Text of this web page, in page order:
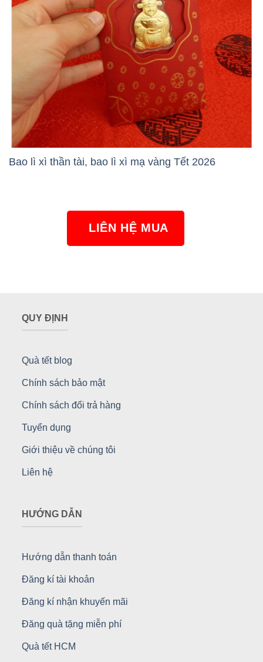
Bao lì xì thần tài, bao lì xì mạ vàng Tết 2026
LIÊN HỆ MUA
QUY ĐỊNH
Quà tết blog
Chính sách bảo mật
Chính sách đổi trả hàng
Tuyển dụng
Giới thiệu về chúng tôi
Liên hệ
HƯỚNG DẪN
Hướng dẫn thanh toán
Đăng kí tài khoản
Đăng kí nhận khuyến mãi
Đăng quà tặng miễn phí
Quà tết HCM